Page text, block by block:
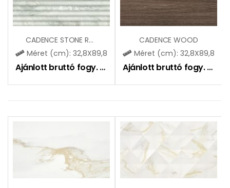
CADENCE STONE ROLL STR
Méret (cm): 32,8X89,8
Ajánlott bruttó fogy. ár: 16900Ft
CADENCE WOOD
Méret (cm): 32,8X89,8
Ajánlott bruttó fogy. ár: